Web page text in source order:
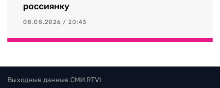
россиянку
08.08.2026 / 20:43
Выходные данные СМИ RTVI